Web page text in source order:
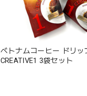
ベトナムコーヒー ドリッ
CREATIVE1 3袋セット